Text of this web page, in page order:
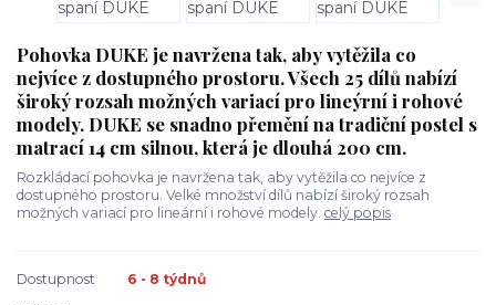
Pohovka DUKE je navržena tak, aby vytěžila co
nejvíce z dostupného prostoru. Všech 25 dílů nabízí
široký rozsah možných variací pro lineýrní i rohové
modely. DUKE se snadno přemění na tradiční postel s
matrací 14 cm silnou, která je dlouhá 200 cm.
Rozkládací pohovka je navržena tak, aby vytěžila co nejvíce z
dostupného prostoru. Velké množství dílů nabízí široký rozsah
možných variací pro lineární i rohové modely. celý popis
Dostupnost
6 - 8 týdnů